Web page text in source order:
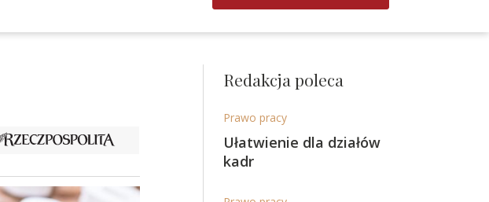
Redakcja poleca
Prawo pracy
Ułatwienie dla działów
kadr